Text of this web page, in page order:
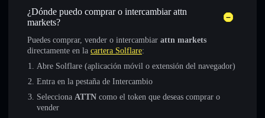
¿Dónde puedo comprar o intercambiar attn
markets?
Puedes comprar, vender o intercambiar attn markets
directamente en la cartera Solflare:
Abre Solflare (aplicación móvil o extensión del navegador)
Entra en la pestaña de Intercambio
Selecciona ATTN como el token que deseas comprar o
vender